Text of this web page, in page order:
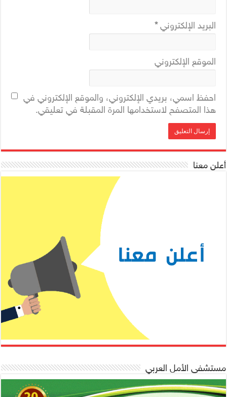
البريد الإلكتروني*
الموقع الإلكتروني
احفظ اسمي، بريدي الإلكتروني، والموقع الإلكتروني في
هذا المتصفح لاستخدامها المرة المقبلة في تعليقي.
أعلن معنا
مستشفى الأمل العربي